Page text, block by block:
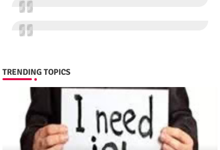
TRENDING TOPICS